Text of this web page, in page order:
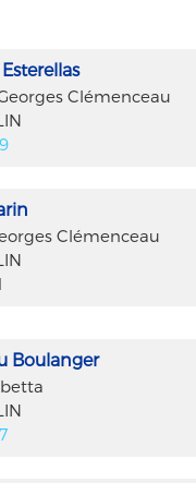
Clémenceau
Clémenceau
Boulanger